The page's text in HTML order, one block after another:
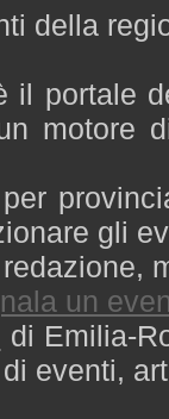
della
il portale
motore
gli
un
di Emilia-
eventi,